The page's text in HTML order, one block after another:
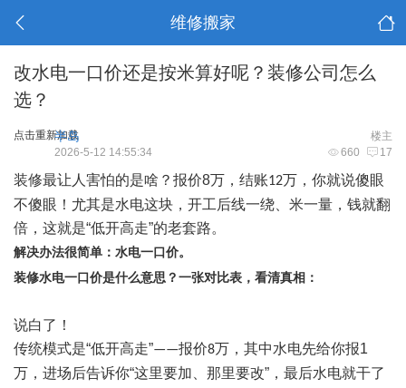
维修搬家
改水电一口价还是按米算好呢？装修公司怎么
选？
点击重新加载 楼主
半岛
660 17
2026-5-12 14:55:34
装修最让人害怕的是啥？报价8万，结账12万 ，你就说傻眼
不傻眼！ 尤其是水电这块，开工后线一绕、米一量，钱就翻
倍 ， 这就是“低开高走”的老套路。
解决办法很简单：水电一 口价。
装修水电一口价是什么意思？一张对比表，看清真相：
说白了！
传统模式是“低开高走”——报价8万， 其中水电先给你报1
万，进场后告诉你“这里要加、那里要改” ，最后水电就干了